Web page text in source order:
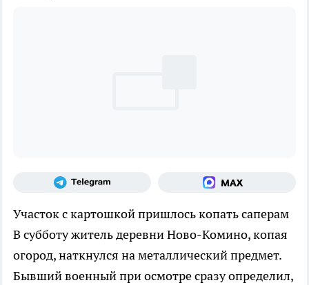
Участок с картошкой пришлось копать саперам
В субботу житель деревни Ново-Комино, копая
огород, наткнулся на металлический предмет.
Бывший военный при осмотре сразу определил,